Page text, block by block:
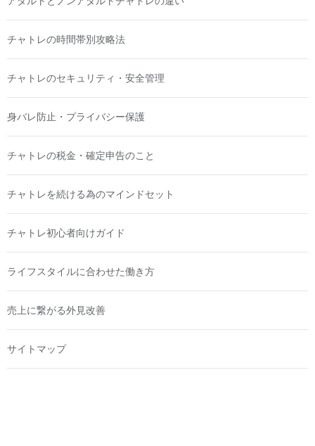
チャトレの時間帯別攻略法
チャトレのセキュリティ・安全管理
身バレ防止・プライバシー保護
チャトレの税金・確定申告のこと
チャトレを続ける為のマインドセット
チャトレ初心者向けガイド
ライフスタイルに合わせた働き方
売上に繋がる外見改善
サイトマップ